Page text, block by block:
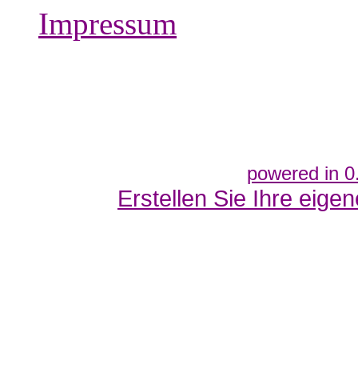
Impressum
powered in
Erstellen Sie Ihre